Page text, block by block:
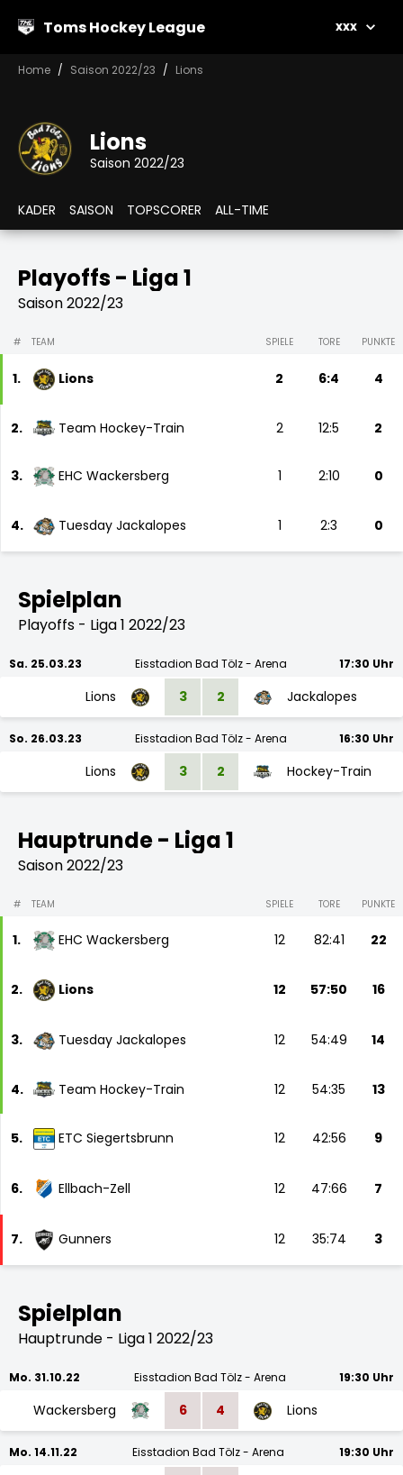
Toms Hockey League xxx
Home Saison 2022/23 Lions
Lions
Saison 2022/23
KADER SAISON TOPSCORER ALL-TIME
Playoffs - Liga 1
Saison 2022/23
# TEAM SPIELE TORE PUNKTE
1. Lions 2 6:4 4
2. Team Hockey-Train 2 12:5 2
3. EHC Wackersberg 1 2:10 0
4. Tuesday Jackalopes 1 2:3 0
Spielplan
Playoffs - Liga 1 2022/23
Sa. 25.03.23 Eisstadion Bad Tölz - Arena 17:30 Uhr
Lions 3 2 Jackalopes
So. 26.03.23 Eisstadion Bad Tölz - Arena 16:30 Uhr
Lions 3 2 Hockey-Train
Hauptrunde - Liga 1
Saison 2022/23
# TEAM SPIELE TORE PUNKTE
1. EHC Wackersberg 12 82:41 22
2. Lions 12 57:50 16
3. Tuesday Jackalopes 12 54:49 14
4. Team Hockey-Train 12 54:35 13
5. ETC Siegertsbrunn 12 42:56 9
6. Ellbach-Zell 12 47:66 7
7. Gunners 12 35:74 3
Spielplan
Hauptrunde - Liga 1 2022/23
Mo. 31.10.22 Eisstadion Bad Tölz - Arena 19:30 Uhr
Wackersberg 6 4 Lions
Mo. 14.11.22 Eisstadion Bad Tölz - Arena 19:30 Uhr